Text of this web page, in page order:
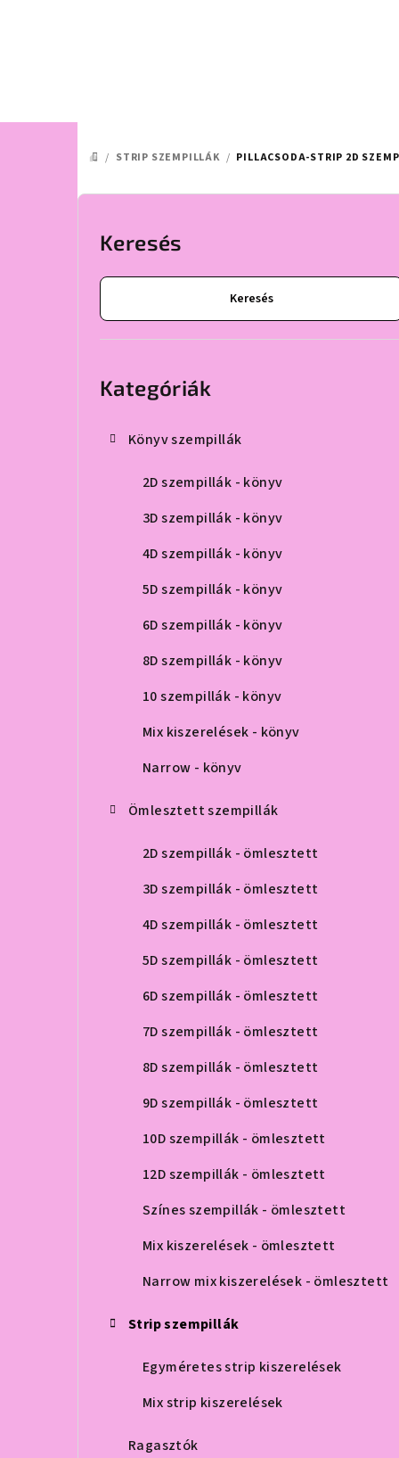
KEZDŐLAP
/ STRIP SZEMPILLÁK / PILLACSODA-STRIP 2D
O
Keresés
Keresés
Kategóriák
Könyv szempillák
2D szempillák - könyv
3D szempillák - könyv
4D szempillák - könyv
5D szempillák - könyv
6D szempillák - könyv
8D szempillák - könyv
10 szempillák - könyv
Mix kiszerelések - könyv
Narrow - könyv
Ömlesztett szempillák
2D szempillák - ömlesztett
3D szempillák - ömlesztett
4D szempillák - ömlesztett
5D szempillák - ömlesztett
6D szempillák - ömlesztett
7D szempillák - ömlesztett
8D szempillák - ömlesztett
9D szempillák - ömlesztett
10D szempillák - ömlesztett
12D szempillák - ömlesztett
Színes szempillák - ömlesztett
Mix kiszerelések - ömlesztett
Narrow mix kiszerelések - ömlesztett
Strip szempillák
Egyméretes strip kiszerelések
Mix strip kiszerelések
Ragasztók